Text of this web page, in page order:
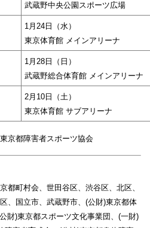
武蔵野中央公園スポーツ広場
1月24日（水）
東京体育館 メインアリーナ
1月28日（日）
武蔵野総合体育館 メインアリーナ
2月10日（土）
東京体育館 サブアリーナ
京都障害者スポーツ協会
都町村会、世田谷区、渋谷区、北区、
、国立市、武蔵野市、(公財)東京都体
財)東京都スポーツ文化事業団、(一財)